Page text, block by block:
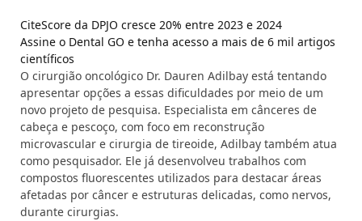
CiteScore da DPJO cresce 20% entre 2023 e 2024
Assine o Dental GO e tenha acesso a mais de 6 mil artigos
científicos
O cirurgião oncológico Dr. Dauren Adilbay está tentando
apresentar opções a essas dificuldades por meio de um
novo projeto de pesquisa. Especialista em cânceres de
cabeça e pescoço, com foco em reconstrução
microvascular e cirurgia de tireoide, Adilbay também atua
como pesquisador. Ele já desenvolveu trabalhos com
compostos fluorescentes utilizados para destacar áreas
afetadas por câncer e estruturas delicadas, como nervos,
durante cirurgias.